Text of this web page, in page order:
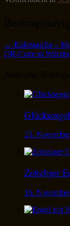
← Eulentasche –
QR-Code in
23.
Zotteliger
16.